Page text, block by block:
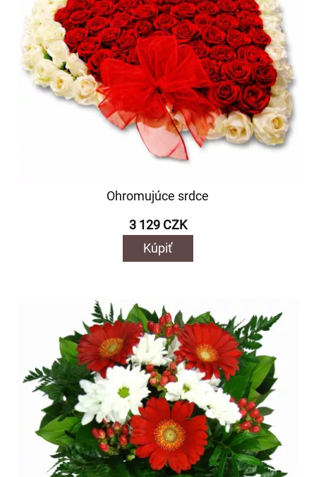
Ohromujúce srdce
3 129 CZK
Kúpiť